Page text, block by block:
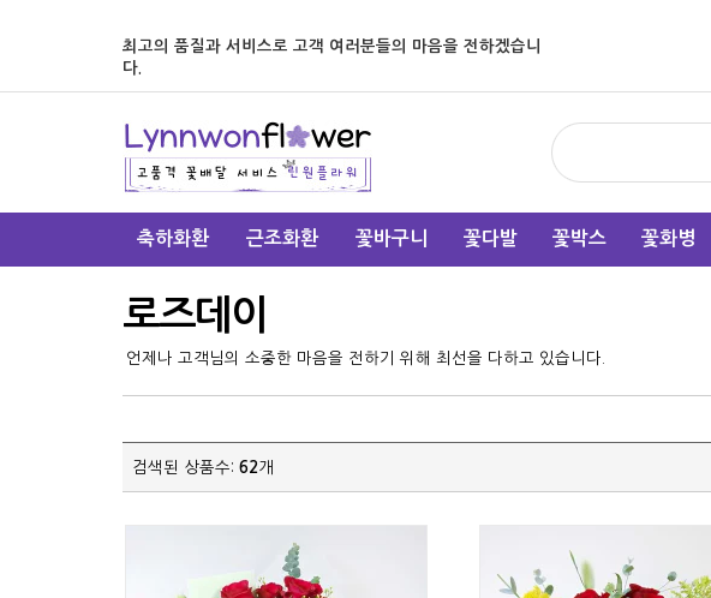
최고의 품질과 서비스로 고객 여러분들의 마음을 전하겠습니
다.
축하화환 근조화환 꽃바구니 꽃다발 꽃박스 꽃화병
로즈데이
언제나 고객님의 소중한 마음을 전하기 위해 최선을 다하고 있습니다.
검색된 상품수: 62개